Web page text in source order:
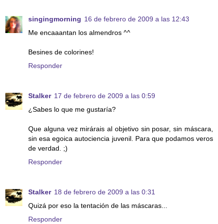
singingmorning 16 de febrero de 2009 a las 12:43
Me encaaantan los almendros ^^
Besines de colorines!
Responder
Stalker 17 de febrero de 2009 a las 0:59
¿Sabes lo que me gustaría?
Que alguna vez mirárais al objetivo sin posar, sin máscara,
sin esa egoica autociencia juvenil. Para que podamos veros
de verdad. ;)
Responder
Stalker 18 de febrero de 2009 a las 0:31
Quizá por eso la tentación de las máscaras...
Responder